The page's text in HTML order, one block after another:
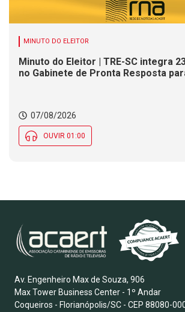
MINUTO DO ELEITOR
Minuto do Eleitor | TRE-SC integra
no Gabinete de Pronta Resposta
07/08/2026
OUVIR 01:00
Av. Engenheiro Max de Souza, 906
Max Tower Business Center - 1º Andar
Coqueiros - Florianópolis/SC - CEP 88080-